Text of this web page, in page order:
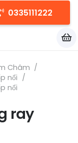
0335111222
Châm /
nổi /
nổi
ray